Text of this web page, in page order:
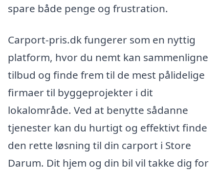
spare både penge og frustration.
Carport-pris.dk fungerer som en nyttig
platform, hvor du nemt kan sammenligne
tilbud og finde frem til de mest pålidelige
firmaer til byggeprojekter i dit
lokalområde. Ved at benytte sådanne
tjenester kan du hurtigt og effektivt finde
den rette løsning til din carport i Store
Darum. Dit hjem og din bil vil takke dig for